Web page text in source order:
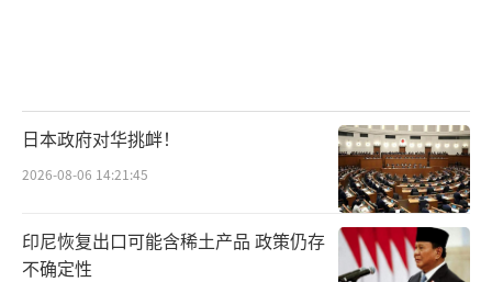
日本政府对华挑衅！
2026-08-06 14:21:45
印尼恢复出口可能含稀土产品 政策仍存
不确定性